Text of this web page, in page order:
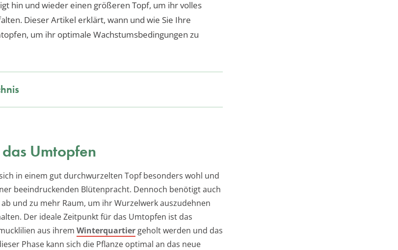
hin und wieder einen größeren Topf, um ihr volles
Dieser Artikel erklärt, wann und wie Sie Ihre
um ihr optimale Wachstumsbedingungen zu
Umtopfen
in einem gut durchwurzelten Topf besonders wohl und
beeindruckenden Blütenpracht. Dennoch benötigt auch
und zu mehr Raum, um ihr Wurzelwerk auszudehnen
Der ideale Zeitpunkt für das Umtopfen ist das
aus ihrem Winterquartier geholt werden und das
Phase kann sich die Pflanze optimal an das neue